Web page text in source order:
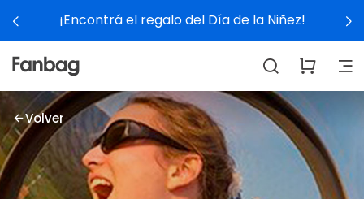
Día de la Niñez! Ver
Volver